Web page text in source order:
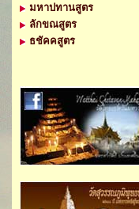
มหาปทานสูตร
ลักขณสูตร
ธชัคคสูตร